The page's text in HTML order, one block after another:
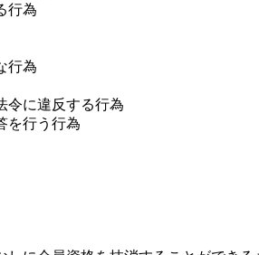
行為
行為
令に違反する行為
を行う行為